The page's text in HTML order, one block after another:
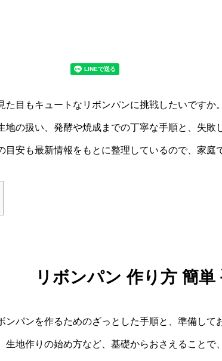
た目もキュートなリボンパンに挑戦したいですか
地の扱い、発酵や焼成までの丁寧な手順と、失敗
目安も最新情報をもとに整理しているので、家庭
リボンパン 作り方 簡単
ンパンを作るためのざっとした手順と、準備し
生地作りの始め方など、基礎からおさえることで